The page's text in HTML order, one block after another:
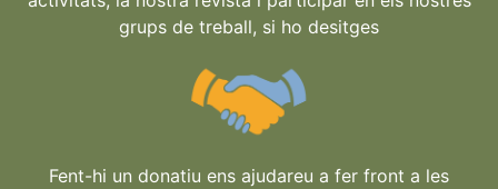
grups de treball, si ho desitges
Fent-hi un donatiu ens ajudareu a fer front a les